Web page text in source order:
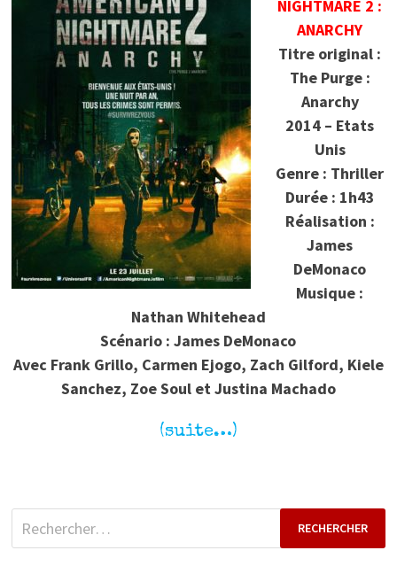
NIGHTMARE 2 :
ANARCHY
Titre original :
The Purge :
Anarchy
2014 – Etats
Unis
Genre : Thriller
Durée : 1h43
Réalisation :
James
DeMonaco
Musique :
Nathan Whitehead
Scénario : James DeMonaco
Avec Frank Grillo, Carmen Ejogo, Zach Gilford, Kiele
Sanchez, Zoe Soul et Justina Machado
(suite…)
Rechercher :